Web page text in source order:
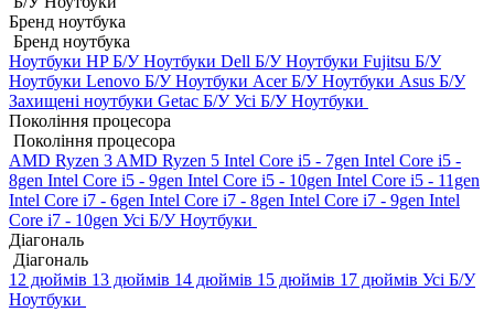
Бренд ноутбука
Бренд ноутбука
Ноутбуки HP Б/УНоутбуки Dell Б/УНоутбуки Fujitsu Б/У
Ноутбуки Lenovo Б/УНоутбуки Acer Б/УНоутбуки Asus Б/У
Захищені ноутбуки Getac Б/УУсі Б/У Ноутбуки
Покоління процесора
Покоління процесора
AMD Ryzen 3 AMD Ryzen 5 Intel Core i5 - 7gen Intel Core i5 -
8gen Intel Core i5 - 9gen Intel Core i5 - 10gen Intel Core i5 - 11gen
Intel Core i7 - 6gen Intel Core i7 - 8gen Intel Core i7 - 9gen Intel
Core i7 - 10gen Усі Б/У Ноутбуки
Діагональ
Діагональ
12 дюймів 13 дюймів 14 дюймів 15 дюймів 17 дюймів Усі Б/У
Ноутбуки